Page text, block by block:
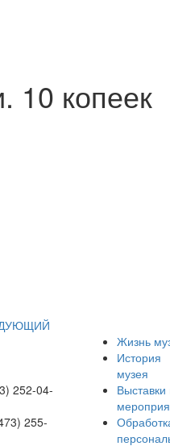
10 копеек
252-04-
255-
Жизнь
История
музея
Выставки